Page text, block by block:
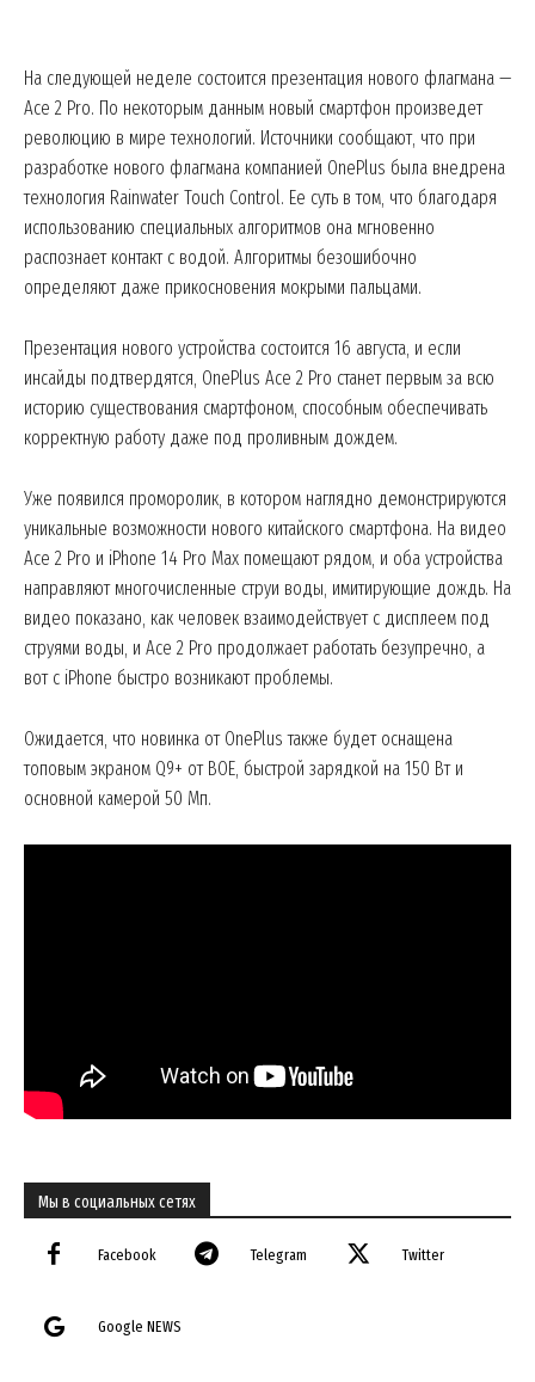
На следующей неделе состоится презентация нового флагмана —
Асе 2 Pro. По некоторым данным новый смартфон произведет
революцию в мире технологий. Источники сообщают, что при
разработке нового флагмана компанией OnePlus была внедрена
технология Rainwater Touch Control. Ее суть в том, что благодаря
использованию специальных алгоритмов она мгновенно
распознает контакт с водой. Алгоритмы безошибочно
определяют даже прикосновения мокрыми пальцами.
Презентация нового устройства состоится 16 августа, и если
инсайды подтвердятся, OnePlus Асе 2 Pro станет первым за всю
историю существования смартфоном, способным обеспечивать
корректную работу даже под проливным дождем.
Уже появился проморолик, в котором наглядно демонстрируются
уникальные возможности нового китайского смартфона. На видео
Асе 2 Pro и iPhone 14 Pro Max помещают рядом, и оба устройства
направляют многочисленные струи воды, имитирующие дождь. На
видео показано, как человек взаимодействует с дисплеем под
струями воды, и Асе 2 Pro продолжает работать безупречно, а
вот с iPhone быстро возникают проблемы.
Ожидается, что новинка от OnePlus также будет оснащена
топовым экраном Q9+ от BOE, быстрой зарядкой на 150 Вт и
основной камерой 50 Мп.
Мы в социальных сетях
Facebook Telegram Twitter
Google NEWS